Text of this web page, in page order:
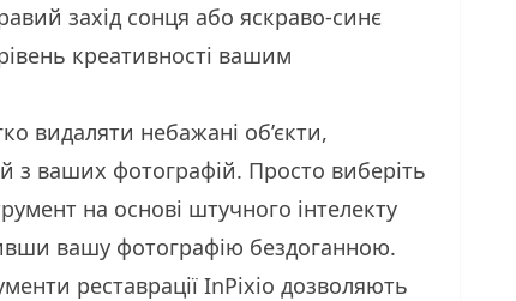
захід сонця або яскраво-синє
креативності вашим
видаляти небажані об’єкти,
з ваших фотографій. Просто виберіть
на основі штучного інтелекту
вашу фотографію бездоганною.
реставрації InPixio дозволяють